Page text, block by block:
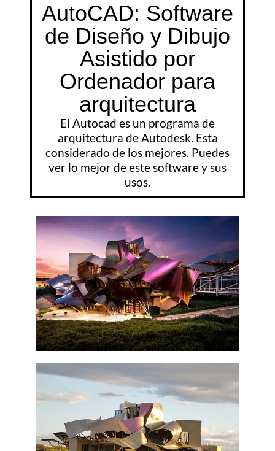
AutoCAD: Software
de Diseño y Dibujo
Asistido por
Ordenador para
arquitectura
El Autocad es un programa de
arquitectura de Autodesk. Esta
considerado de los mejores. Puedes
ver lo mejor de este software y sus
usos.